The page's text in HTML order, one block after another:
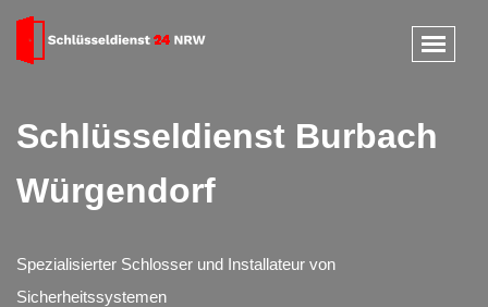
Schlüsseldienst Burbach
Würgendorf
Spezialisierter Schlosser und Installateur von
Sicherheitssystemen